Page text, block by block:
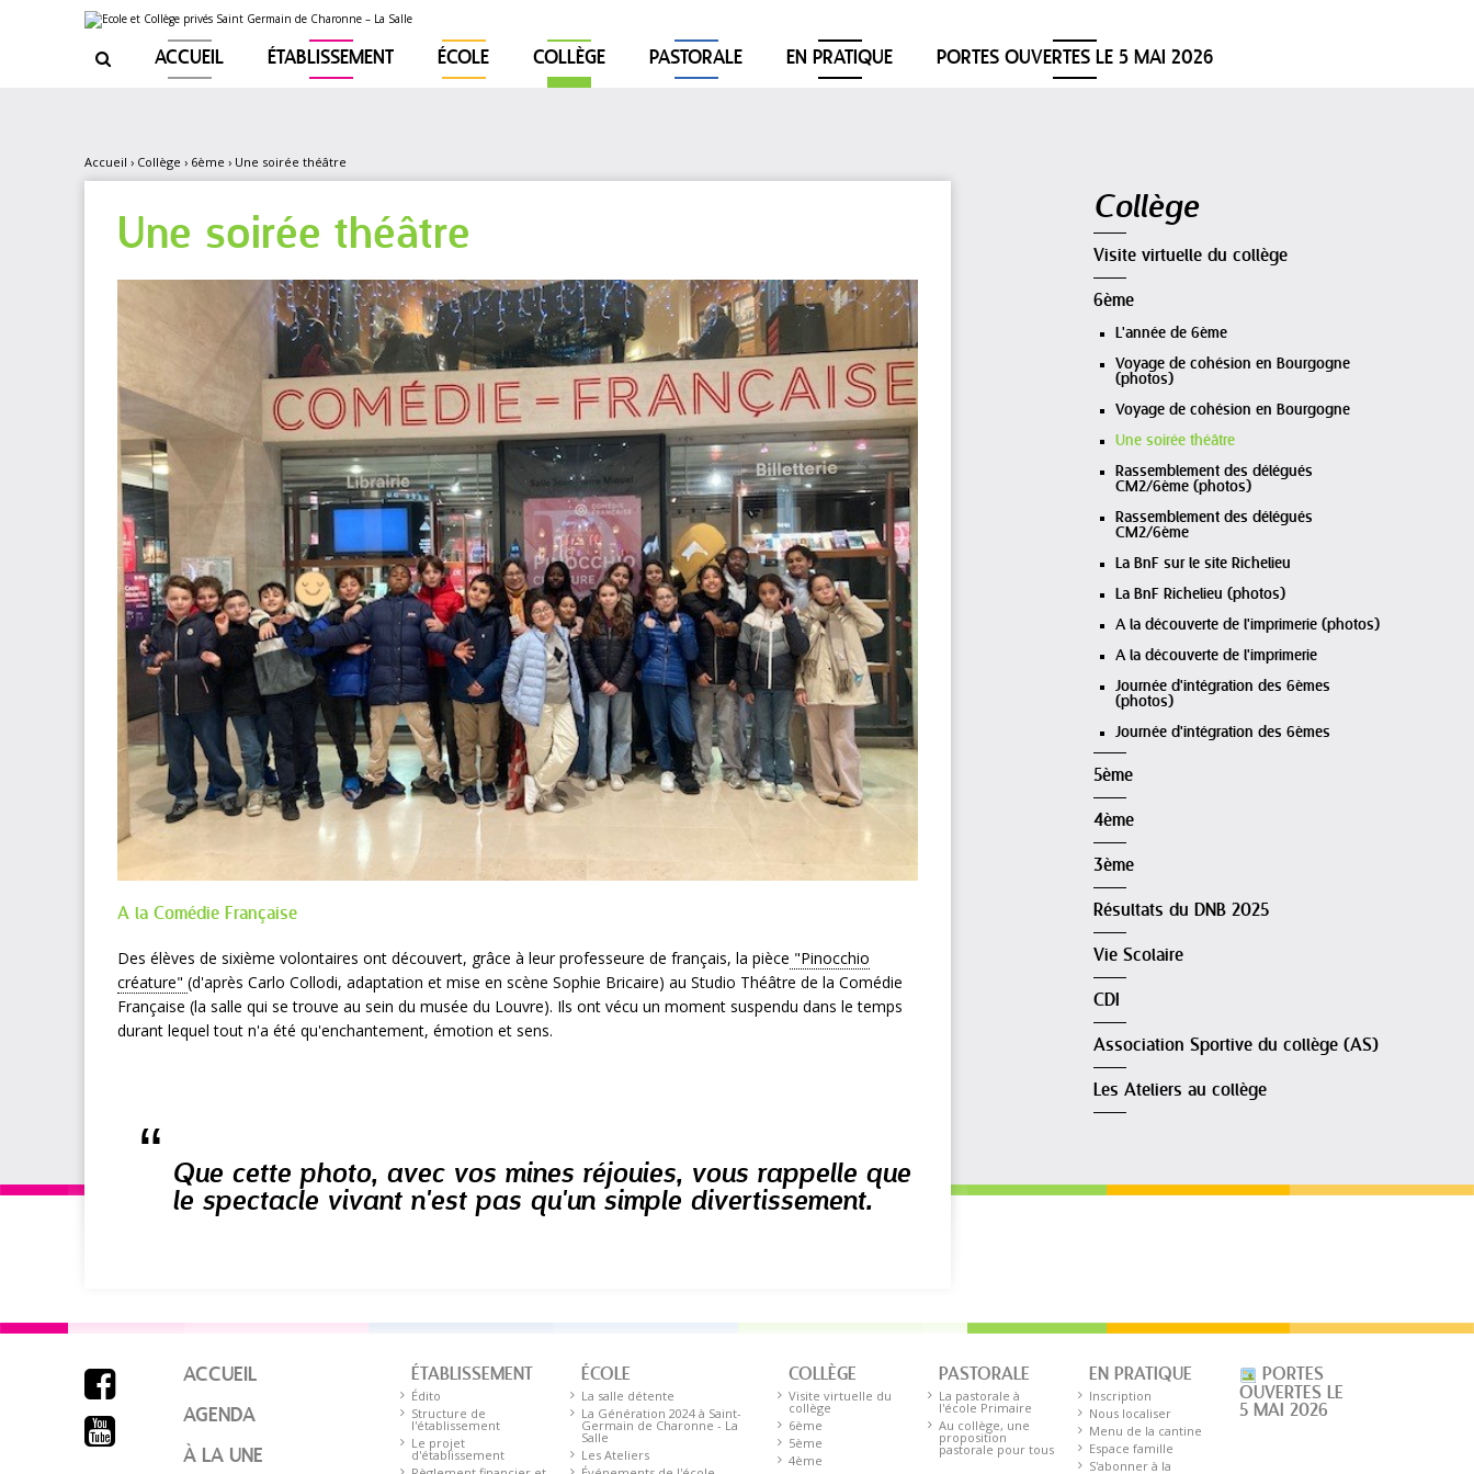
 ACCUEIL ÉTABLISSEMENT ÉCOLE COLLÈGE PASTORALE EN PRATIQUE PORTES OUVERTES LE 5 MAI 2026
Accueil › Collège › 6ème › Une soirée théâtre
Une soirée théâtre
A la Comédie Française
Des élèves de sixième volontaires ont découvert, grâce à leur professeure de français, la pièce "Pinocchio
créature" (d'après Carlo Collodi, adaptation et mise en scène Sophie Bricaire) au Studio Théâtre de la Comédie
Française (la salle qui se trouve au sein du musée du Louvre). Ils ont vécu un moment suspendu dans le temps
durant lequel tout n'a été qu'enchantement, émotion et sens.
Que cette photo, avec vos mines réjouies, vous rappelle que
le spectacle vivant n'est pas qu'un simple divertissement.
Collège
Visite virtuelle du collège
6ème
L'année de 6ème
Voyage de cohésion en Bourgogne
(photos)
Voyage de cohésion en Bourgogne
Une soirée théâtre
Rassemblement des délégués
CM2/6ème (photos)
Rassemblement des délégués
CM2/6ème
La BnF sur le site Richelieu
La BnF Richelieu (photos)
A la découverte de l'imprimerie (photos)
A la découverte de l'imprimerie
Journée d'intégration des 6èmes
(photos)
Journée d'intégration des 6èmes
5ème
4ème
3ème
Résultats du DNB 2025
Vie Scolaire
CDI
Association Sportive du collège (AS)
Les Ateliers au collège


ACCUEIL
AGENDA
À LA UNE
ÉTABLISSEMENT
Édito
Structure de
l'établissement
Le projet
d'établissement
ÉCOLE
La salle détente
La Génération 2024 à Saint-
Germain de Charonne - La
Salle
Les Ateliers
COLLÈGE
Visite virtuelle du
collège
6ème
5ème
4ème
PASTORALE
La pastorale à
l'école Primaire
Au collège, une
proposition
pastorale pour tous
EN PRATIQUE
Inscription
Nous localiser
Menu de la cantine
Espace famille
S'abonner à la
PORTES
OUVERTES LE
5 MAI 2026